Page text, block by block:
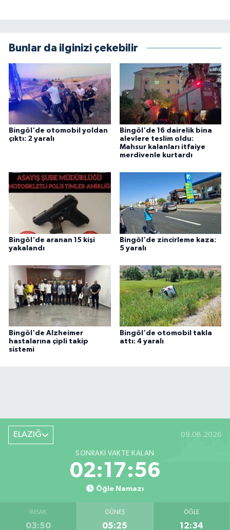
Bunlar da ilginizi çekebilir
Bingöl'de otomobil yoldan
çıktı: 2 yaralı
Bingöl'de 16 dairelik bina
alevlere teslim oldu:
Mahsur kalanları itfaiye
merdivenle kurtardı
Bingöl'de aranan 15 kişi
yakalandı
Bingöl'de zincirleme kaza:
5 yaralı
Bingöl'de Alzheimer
hastalarına çipli takip
sistemi
Bingöl'de otomobil takla
attı: 4 yaralı
ELAZIĞ 09.08.2026
SONRAKI VAKTE KALAN
02:17:55
Öğle Namazı
İMSAK
03:50
GÜNEŞ
05:25
ÖĞLE
12:34